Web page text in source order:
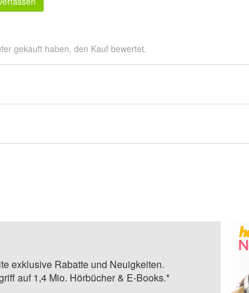
gekauft haben, den Kauf bewertet.
exklusive Rabatte und Neuigkeiten.
auf 1,4 Mio. Hörbücher & E-Books.*